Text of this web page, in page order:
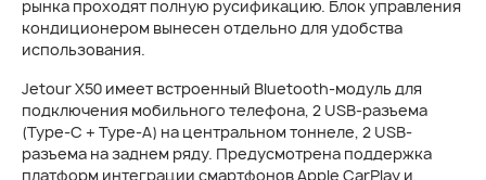
рынка проходят полную русификацию. Блок управления
кондиционером вынесен отдельно для удобства
использования.
Jetour X50 имеет встроенный Bluetooth-модуль для
подключения мобильного телефона, 2 USB-разъема
(Type-C + Type-A) на центральном тоннеле, 2 USB-
разъема на заднем ряду. Предусмотрена поддержка
платформ интеграции смартфонов Apple CarPlay и